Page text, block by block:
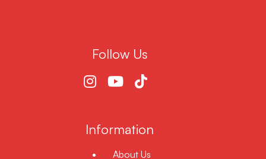
Follow Us
Information
About Us